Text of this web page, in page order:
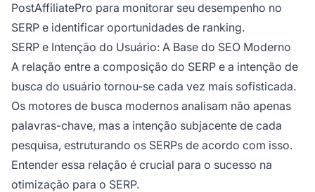
PostAffiliatePro para monitorar seu desempenho no
SERP e identificar oportunidades de ranking.
SERP e Intenção do Usuário: A Base do SEO Moderno
A relação entre a composição do SERP e a intenção de
busca do usuário tornou-se cada vez mais sofisticada.
Os motores de busca modernos analisam não apenas
palavras-chave, mas a intenção subjacente de cada
pesquisa, estruturando os SERPs de acordo com isso.
Entender essa relação é crucial para o sucesso na
otimização para o SERP.